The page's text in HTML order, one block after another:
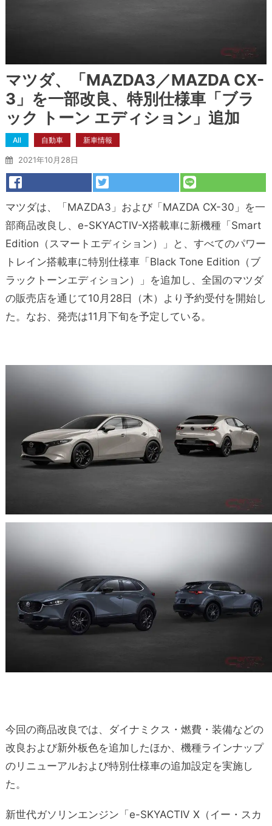
マツダ、「MAZDA3／MAZDA CX-
3」を一部改良、特別仕様車「ブラ
ック トーン エディション」追加
All 自動車 新車情報
2021年10月28日
マツダは、「MAZDA3」および「MAZDA CX-30」を一
部商品改良し、e-SKYACTIV-X搭載車に新機種「Smart
Edition（スマートエディション）」と、すべてのパワー
トレイン搭載車に特別仕様車「Black Tone Edition（ブ
ラックトーンエディション）」を追加し、全国のマツダ
の販売店を通じて10月28日（木）より予約受付を開始し
た。なお、発売は11月下旬を予定している。
今回の商品改良では、ダイナミクス・燃費・装備などの
改良および新外板色を追加したほか、機種ラインナップ
のリニューアルおよび特別仕様車の追加設定を実施し
た。
新世代ガソリンエンジン「e-SKYACTIV X（イー・スカ